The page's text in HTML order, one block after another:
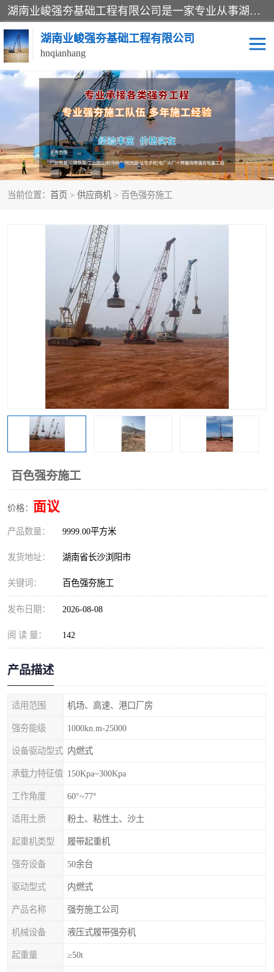
湖南业峻强夯基础工程有限公司是一家专业从事湖南强夯基础工程、强夯机租赁，地基处理的施工单位。业务覆盖：湖南、广东，江西等地。可承接1000KN.m-25000KN.m强夯（置换）工程。公司创始人是国内较早期从事强夯施工的建设者，经过多年的一步一个脚印的发展，在行业内具有较高的度和良好的口碑。
湖南业峻强夯基础工程有限公司
hnqianhang
当前位置： 首页 > 供应商机 > 百色强夯施工
百色强夯施工
价格： 面议
产品数量： 9999.00平方米
发货地址： 湖南省长沙浏阳市
关键词： 百色强夯施工
发布日期： 2026-08-08
阅 读 量： 142
产品描述
适用范围 机场、高速、港口厂房
强夯能级 1000kn.m-25000
设备驱动型式 内燃式
承载力特征值 150Kpa~300Kpa
工作角度 60°~77°
适用土质 粉土、粘性土、沙土
起重机类型 履带起重机
强夯设备 50余台
驱动型式 内燃式
产品名称 强夯施工公司
机械设备 液压式履带强夯机
起重量 ≥50t
强夯施工案例 强夯机租赁
强夯施工工程 强夯施工队伍
强夯队伍